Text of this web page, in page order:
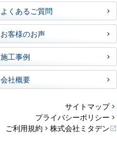
よくあるご質問
お客様のお声
施工事例
会社概要
サイトマップ
プライバシーポリシー
ご利用規約
株式会社ミタデン